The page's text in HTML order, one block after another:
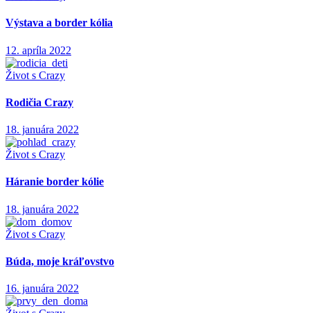
Výstava a border kólia
12. apríla 2022
Život s Crazy
Rodičia Crazy
18. januára 2022
Život s Crazy
Háranie border kólie
18. januára 2022
Život s Crazy
Búda, moje kráľovstvo
16. januára 2022